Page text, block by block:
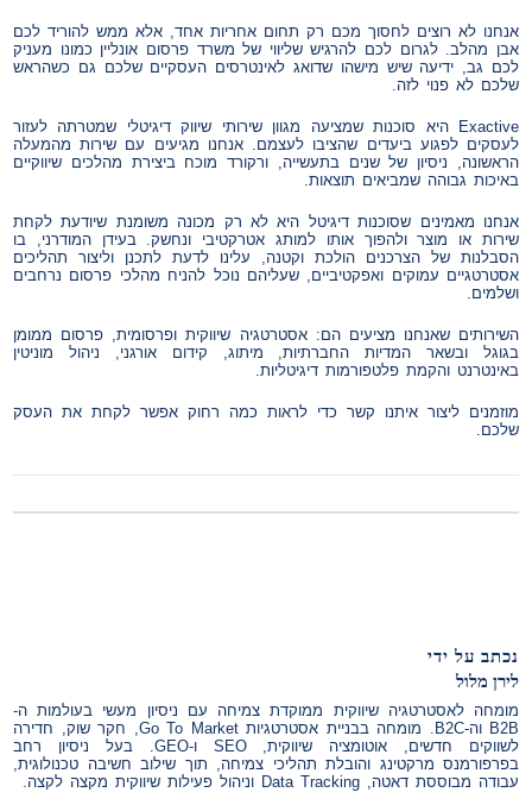
אנחנו לא רוצים לחסוך מכם רק תחום אחריות אחד, אלא ממש להוריד לכם
אבן מהלב. לגרום לכם להרגיש שליווי של משרד פרסום אונליין כמונו מעניק
לכם גב, ידיעה שיש מישהו שדואג לאינטרסים העסקיים שלכם גם כשהראש
שלכם לא פנוי לזה.
Exactive היא סוכנות שמציעה מגוון שירותי שיווק דיגיטלי שמטרתה לעזור
לעסקים לפגוע ביעדים שהציבו לעצמם. אנחנו מגיעים עם שירות מהמעלה
הראשונה, ניסיון של שנים בתעשייה, ורקורד מוכח ביצירת מהלכים שיווקיים
באיכות גבוהה שמביאים תוצאות.
אנחנו מאמינים שסוכנות דיגיטל היא לא רק מכונה משומנת שיודעת לקחת
שירות או מוצר ולהפוך אותו למותג אטרקטיבי ונחשק. בעידן המודרני, בו
הסבלנות של הצרכנים הולכת וקטנה, עלינו לדעת לתכנן וליצור תהליכים
אסטרטגיים עמוקים ואפקטיביים, שעליהם נוכל להניח מהלכי פרסום נרחבים
ושלמים.
השירותים שאנחנו מציעים הם: אסטרטגיה שיווקית ופרסומית, פרסום ממומן
בגוגל ובשאר המדיות החברתיות, מיתוג, קידום אורגני, ניהול מוניטין
באינטרנט והקמת פלטפורמות דיגיטליות.
מוזמנים ליצור איתנו קשר כדי לראות כמה רחוק אפשר לקחת את העסק
שלכם.
נכתב על ידי
לירן מלול
מומחה לאסטרטגיה שיווקית ממוקדת צמיחה עם ניסיון מעשי בעולמות ה-
B2B וה-B2C. מומחה בבניית אסטרטגיות Go To Market, חקר שוק, חדירה
לשווקים חדשים, אוטומציה שיווקית, SEO ו-GEO. בעל ניסיון רחב
בפרפורמנס מרקטינג והובלת תהליכי צמיחה, תוך שילוב חשיבה טכנולוגית,
עבודה מבוססת דאטה, Data Tracking וניהול פעילות שיווקית מקצה לקצה.